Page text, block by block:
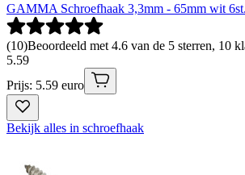
GAMMA Schroefhaak 3,3mm - 65mm wit 6st.
(10)Beoordeeld met 4.6 van de 5 sterren, 10
5.59
Prijs: 5.59 euro
Bekijk alles in schroefhaak